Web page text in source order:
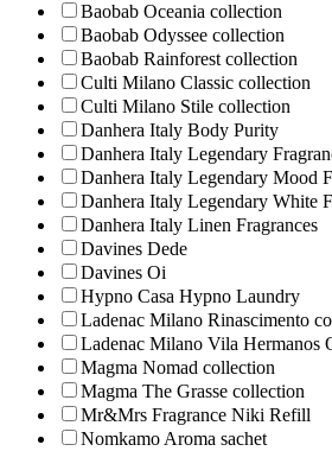
Baobab Oceania collection
Baobab Odyssee collection
Baobab Rainforest collection
Culti Milano Classic collection
Culti Milano Stile collection
Danhera Italy Body Purity
Danhera Italy Legendary
Danhera Italy Legendary Mood
Danhera Italy Legendary White
Danhera Italy Linen Fragrances
Davines Dede
Davines Oi
Hypno Casa Hypno Laundry
Ladenac Milano Rinascimento
Ladenac Milano Vila Hermanos
Magma Nomad collection
Magma The Grasse collection
Mr&Mrs Fragrance Niki Refill
Nomkamo Aroma sachet